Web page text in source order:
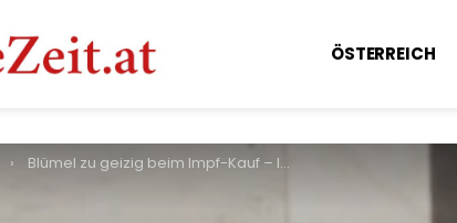
ÖSTERREICH
Blümel zu geizig beim Impf-Kauf – langsames Impftempo kostet Österreichs Wirtschaft 7 Mrd.